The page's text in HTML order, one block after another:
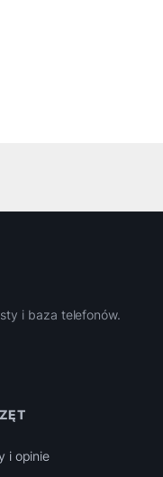
i baza telefonów.
i opinie